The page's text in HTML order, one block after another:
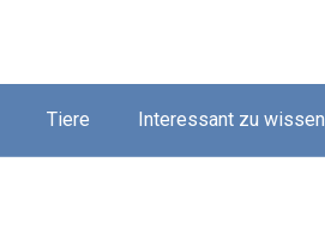
Tiere Interessant zu wissen